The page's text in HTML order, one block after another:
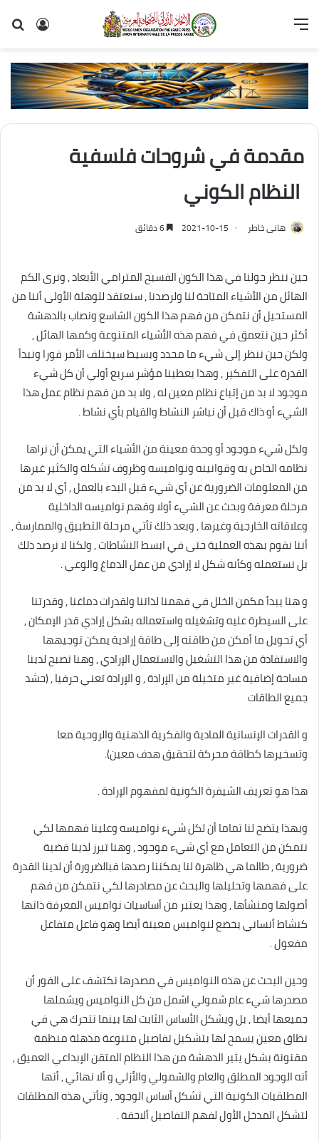
تسجيل
القائمة
مقدمة في شروحات فلسفية
النظام الكوني
هانى خاطر 2021-10-15
حين ننظر حولنا في هذا الكون الفسيح المترامي الأبعاد , ونرى الكم
الهائل من الأشياء المتاحة لنا ولرصدنا , سنعتقد للوهلة الأولى أننا من
المستحيل أن نتمكن من فهم هذا الكون الشاسع ونصاب بالدهشة
أكثر حين نتعمق في فهم هذه الأشياء المتنوعة وكمها الهائل ,
ولكن حين ننظر إلى شيء ما محدد وبسيط سيختلف الأمر فورا ونبدأ
القدرة على التفكير , وهذا يعطينا مؤشر سريع أولي أن كل شيء
موجود لا بد من إتباع نظام معين له , ولا بد من فهم نظام عمل هذا
الشيء أو ذاك قبل أن نباشر النشاط والقيام بأي نشاط .
ولكل شيء موجود أو وحدة معينة من الأشياء التي يمكن أن نراها
نظامه الخاص به وقوانينه ونواميسه وظروف تشكله والكثير غيرها
من المعلومات الضرورية عن أي شيء قبل البدء بالعمل , أي لا بد من
مرحلة معرفة وبحث عن الشيء أولا وفهم نواميسه الداخلية
وعلاقاته الخارجية وغيرها , وبعد ذلك تأتي مرحلة التطبيق والممارسة ,
أننا نقوم بهذه العملية حتى في ابسط النشاطات , ولكنا لا نرصد ذلك
بل نستعمله وكأنه شكل لا إرادي من عمل الدماغ والوعي .
و هنا يبدأ مكمن الخلل في فهمنا لذاتنا ولقدرات دماغنا , وقدرتنا
على السيطرة عليه وتشغيله واستعماله بشكل إرادي قدر الإمكان ,
أي تحويل ما أمكن من طاقته إلى طاقة إرادية يمكن توجيهها
والاستفادة من هذا التشغيل والاستعمال الإرادي , وهنا تصبح لدينا
مساحة إضافية غير متخيلة من الإرادة , و الإرادة تعني حرفيا , (حشد
جميع الطاقات
و القدرات الإنسانية المادية والفكرية الذهنية والروحية معا
وتسخيرها كطاقة محركة لتحقيق هدف معين).
هذا هو تعريف الشيفرة الكونية لمفهوم الإرادة .
وبهذا يتضح لنا تماما أن لكل شيء نواميسه وعلينا فهمها لكي
نتمكن من التعامل مع أي شيء موجود , وهنا تبرز لدينا قضية
ضرورية , طالما هي ظاهرة لنا يمكننا رصدها فبالضرورة أن لدينا القدرة
على فهمها وتحليلها والبحث عن مصادرها لكي نتمكن من فهم
أصولها ومنشأها , وهذا يعتبر من أساسيات نواميس المعرفة ذاتها
كنشاط أنساني يخضع لنواميس معينة أيضا وهو فاعل متفاعل
مفعول .
وحين البحث عن هذه النواميس في مصدرها نكتشف على الفور أن
مصدرها شيء عام شمولي اشمل من كل النواميس ويشملها
جميعها أيضا , بل ويشكل الأساس الثابت لها بينما تتحرك هي في
نطاق معين يسمح لها بتشكيل تفاصيل متنوعة مذهلة منظمة
مقنونة بشكل يثير الدهشة من هذا النظام المتقن الإبداعي العميق ,
أنه الوجود المطلق والعام والشمولي والأزلي و ألا نهائي , أنها
المطلقيات الكونية التي تشكل أساس الوجود , وتأتي هذه المطلقات
لتشكل المدخل الأول لفهم التفاصيل ألاحقة .